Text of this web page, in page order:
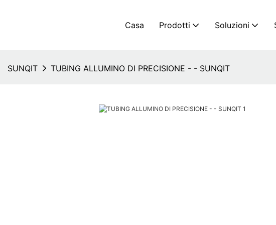
Casa Prodotti Soluzioni
SUNQIT TUBING ALLUMINO DI PRECISIONE - - SUNQIT